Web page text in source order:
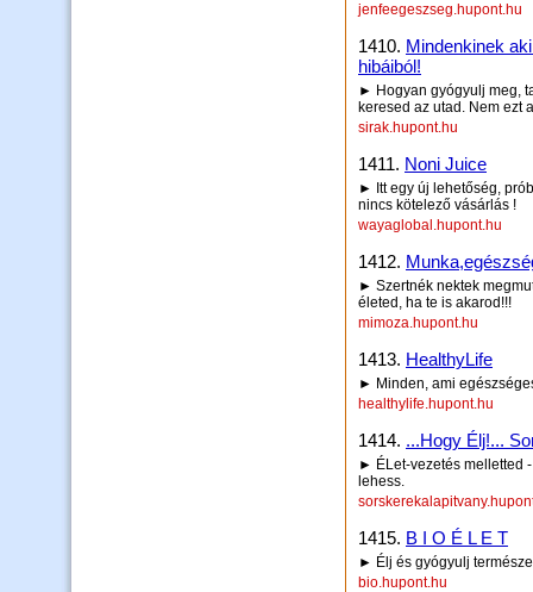
jenfeegeszseg.hupont.hu
1410. Mindenkinek
hibáiból!
► Hogyan gyógyulj meg,
keresed az utad. Nem ezt
sirak.hupont.hu
1411. Noni Juice
► Itt egy új lehetőség,
nincs kötelező vásárlás !
wayaglobal.hupont.hu
1412.
► Szertnék nektek
életed, ha te is akarod!!!
mimoza.hupont.hu
1413. HealthyLife
► Minden, ami
healthylife.hupont.hu
1414. ...Hogy Élj!...
► ÉLet-vezetés melletted
lehess.
1415. B I O É L E T
► Élj és gyógyulj
bio.hupont.hu